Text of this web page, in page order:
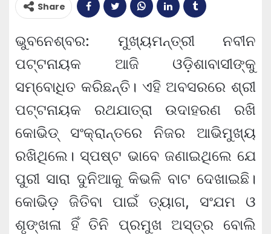
Share
ଭୁବନେଶ୍ବର: ମୁଖ୍ୟମନ୍ତ୍ରୀ ନବୀନ
ପଟ୍ଟନାୟକ ଆଜି ଓଡ଼ିଶାବାସୀଙ୍କୁ
ସମ୍ବୋଧିତ କରିଛନ୍ତି। ଏହି ଅବସରରେ ଶ୍ରୀ
ପଟ୍ଟନାୟକ ରଥଯାତ୍ରା ଉଦାହରଣ ରଖି
କୋଭିଡ୍ ସଂକ୍ରାନ୍ତରେ ନିଜର ଆଭିମୁଖ୍ୟ
ରଖିଥିଲେ। ସ୍ପଷ୍ଟ ଭାବେ ଜଣାଇଥିଲେ ଯେ
ପୁରୀ ସାରା ଦୁନିଆକୁ କିଭଳି ବାଟ ଦେଖାଇଛି।
କୋଭିଡ଼ ଜିତିବା ପାଇଁ ତ୍ୟାଗ, ସଂଯମ ଓ
ଶୃଙ୍ଖଳା ହିଁ ତିନି ପ୍ରମୁଖ ଅସ୍ତ୍ର ବୋଲି